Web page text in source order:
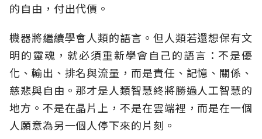
的自由，付出代價。
機器將繼續學會人類的語言。但人類若還想保有文
明的靈魂，就必須重新學會自己的語言：不是優
化、輸出、排名與流量，而是責任、記憶、關係、
慈悲與自由。那才是人類智慧終將勝過人工智慧的
地方。不是在晶片上，不是在雲端裡，而是在一個
人願意為另一個人停下來的片刻。